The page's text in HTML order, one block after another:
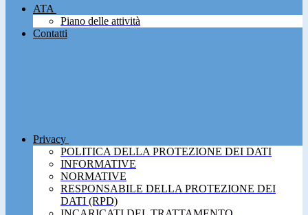
ATA
Piano delle attività
Contatti
Privacy
POLITICA DELLA PROTEZIONE DEI DATI
INFORMATIVE
NORMATIVE
RESPONSABILE DELLA PROTEZIONE DEI
DATI (RPD)